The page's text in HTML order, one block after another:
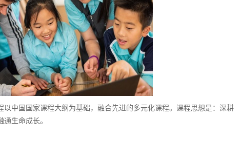
中国国家课程大纲为基础，融合先进的多元化课程。课程思想是：深耕
生命成长。